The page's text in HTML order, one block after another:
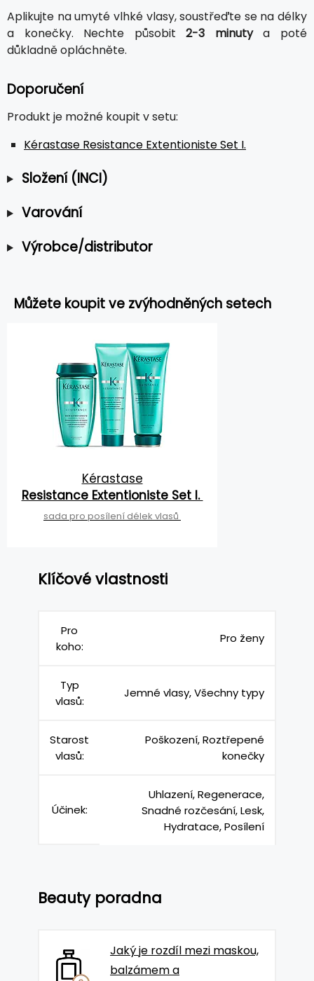
Aplikujte na umyté vlhké vlasy, soustřeďte se na délky
a konečky. Nechte působit2-3 minutya poté
důkladně opláchněte.
Doporučení
Produkt je možné koupit v setu:
Kérastase Resistance Extentioniste Set I.
Složení (INCI)
Varování
Výrobce/distributor
Můžete koupit ve zvýhodněných setech
Kérastase
Resistance Extentioniste Set I.
sada pro posílení délek vlasů
Klíčové vlastnosti
Pro
koho:
Pro ženy
Typ
vlasů:
Jemné vlasy, Všechny typy
Starost
vlasů:
Poškození, Roztřepené
konečky
Účinek:
Uhlazení, Regenerace,
Snadné rozčesání, Lesk,
Hydratace, Posílení
Beauty poradna
Jaký je rozdíl mezi maskou,
balzámem a